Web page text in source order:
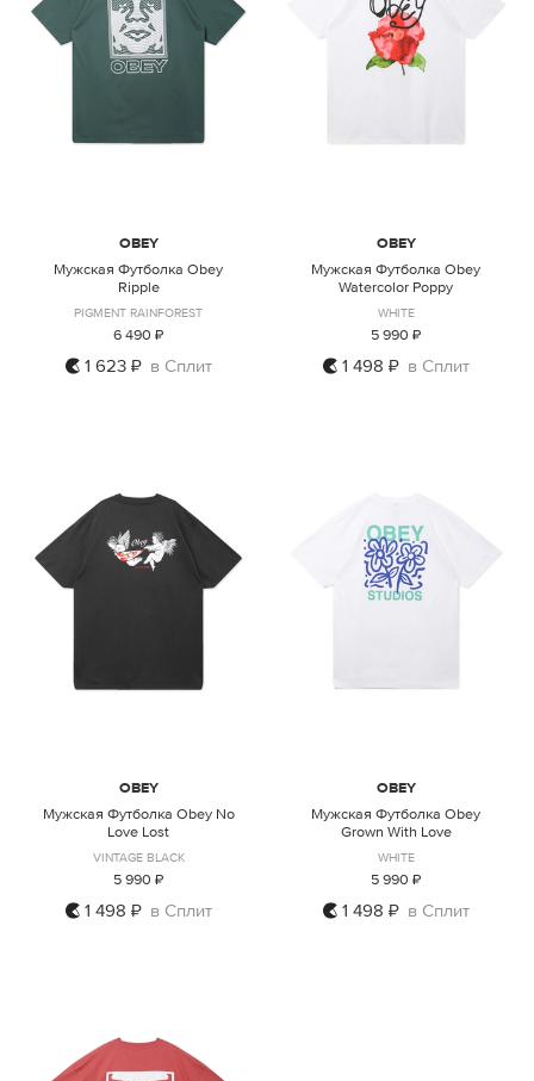
S M L XL
OBEY
Мужская Футболка Obey
Ripple
PIGMENT RAINFOREST
6 490 ₽
1 623 ₽ в Сплит S M L XL XXL
OBEY
Мужская Футболка Obey
Watercolor Poppy
WHITE
5 990 ₽
1 498 ₽ в Сплит
S M L XL XXL
OBEY
Мужская Футболка Obey No
Love Lost
VINTAGE BLACK
5 990 ₽
1 498 ₽ в Сплит S M L XL XXL
OBEY
Мужская Футболка Obey
Grown With Love
WHITE
5 990 ₽
1 498 ₽ в Сплит